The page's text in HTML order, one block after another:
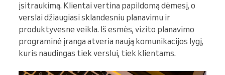
įsitraukimą. Klientai vertina papildomą dėmesį, o
verslai džiaugiasi sklandesniu planavimu ir
produktyvesne veikla. Iš esmės, vizito planavimo
programinė įranga atveria naują komunikacijos lygį,
kuris naudingas tiek verslui, tiek klientams.